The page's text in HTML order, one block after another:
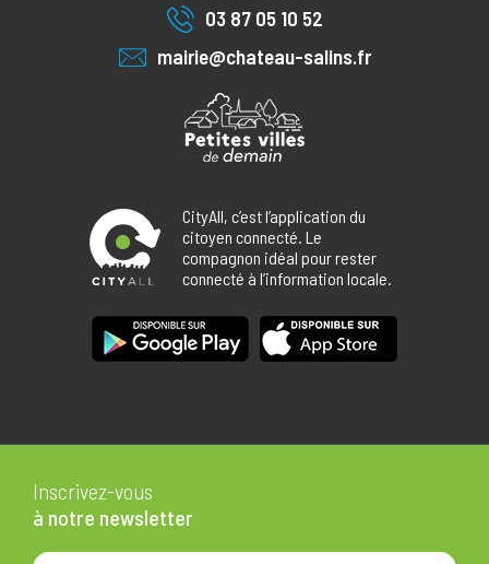
03 87 05 10 52
mairie@chateau-salins.fr
CityAll, c’est l’application du
citoyen connecté. Le
compagnon idéal pour rester
connecté à l’information locale.
Inscrivez-vous
à notre newsletter